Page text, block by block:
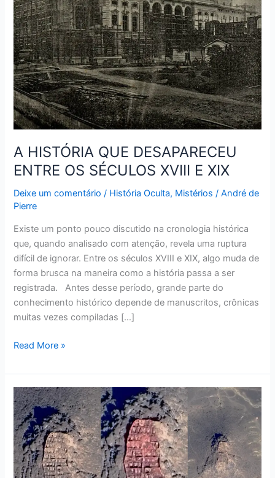
A HISTÓRIA QUE DESAPARECEU
ENTRE OS SÉCULOS XVIII E XIX
Deixe um comentário / História Oculta, Mistérios /André de
Pierre
Existe um ponto pouco discutido na cronologia histórica
que, quando analisado com atenção, revela uma ruptura
difícil de ignorar. Entre os séculos XVIII e XIX, algo muda de
forma brusca na maneira como a história passa a ser
registrada. Antes desse período, grande parte do
conhecimento histórico depende de manuscritos, crônicas
muitas vezes compiladas […]
OS
SÉCULOS
XVIII
E
XIX
Read More »
ESTRANHA
CIDADE
PERDIDA
ENCONTRADA
ATRAVÉS
DO